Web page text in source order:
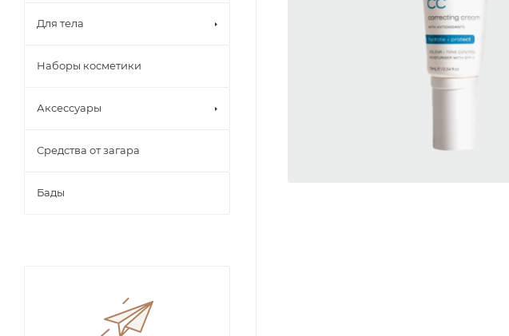
Для тела
Наборы косметики
Аксессуары
Средства от загара
Бады